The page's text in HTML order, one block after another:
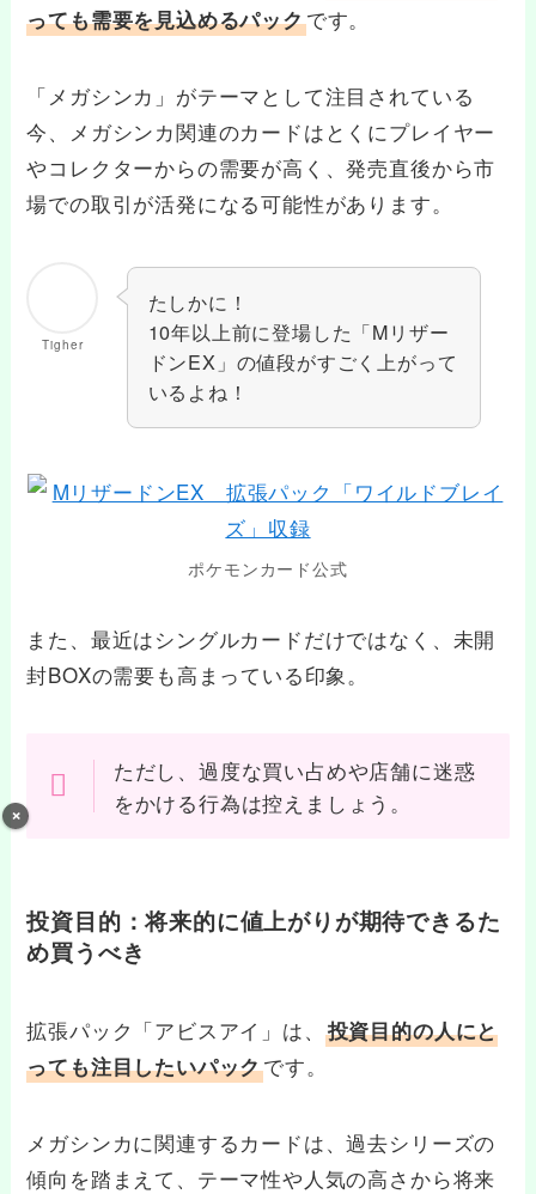
っても需要を見込めるパックです。
「メガシンカ」がテーマとして注目されている
今、メガシンカ関連のカードはとくにプレイヤー
やコレクターからの需要が高く、発売直後から市
場での取引が活発になる可能性があります。
Tigher
たしかに！
10年以上前に登場した「Mリザー
ドンEX」の値段がすごく上がって
いるよね！
ポケモンカード公式
また、最近はシングルカードだけではなく、未開
封BOXの需要も高まっている印象。
ただし、過度な買い占めや店舗に迷惑
をかける行為は控えましょう。
投資目的：将来的に値上がりが期待できるた
め買うべき
拡張パック「アビスアイ」は、
投資目的の人にと
っても注目したいパックです。
メガシンカに関連するカードは、過去シリーズの
傾向を踏まえて、テーマ性や人気の高さから将来